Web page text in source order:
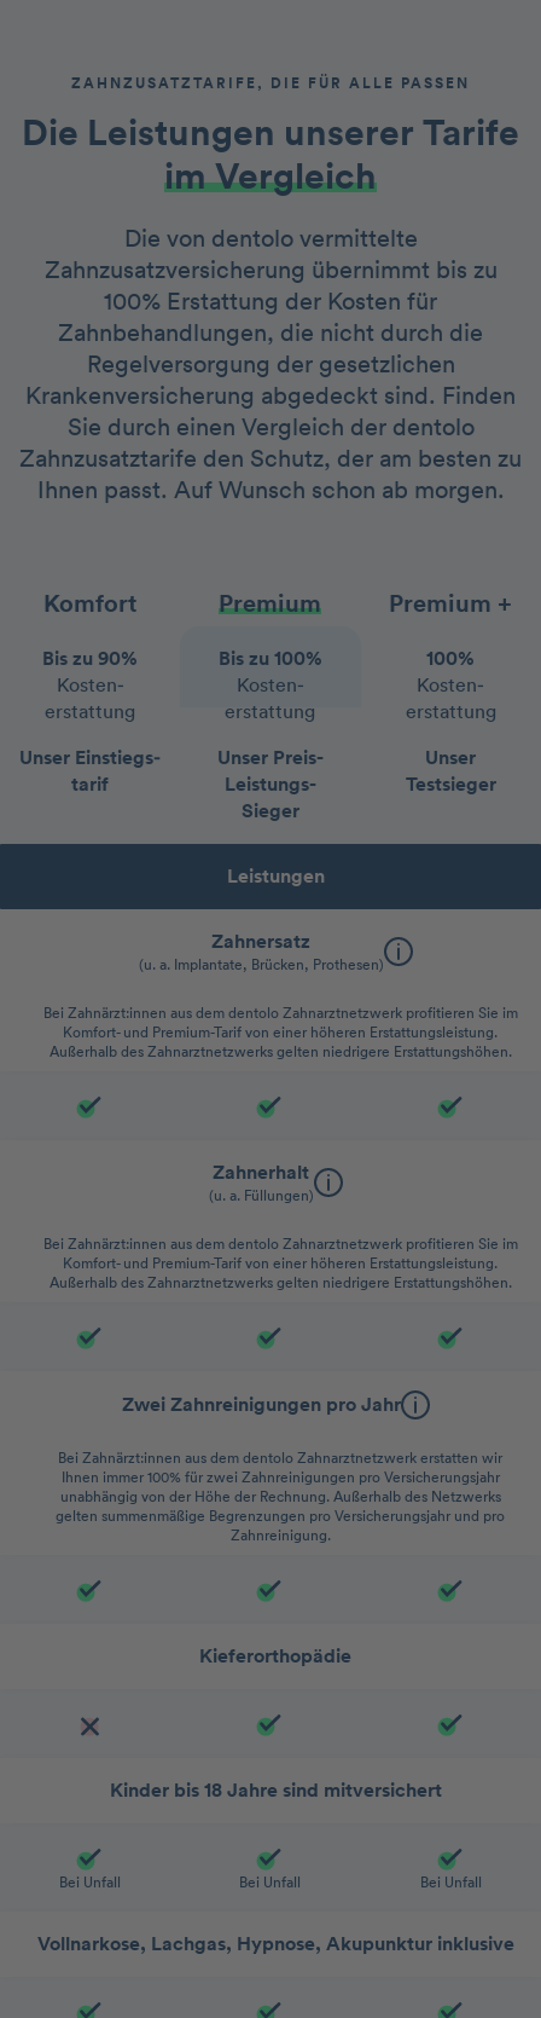
ZAHNZUSATZTARIFE, DIE FÜR ALLE PASSEN
Die Leistungen unserer Tarife
im Vergleich
Die von dentolo vermittelte
Zahnzusatzversicherung übernimmt bis zu
100% Erstattung der Kosten für
Zahnbehandlungen, die nicht durch die
Regelversorgung der gesetzlichen
Krankenversicherung abgedeckt sind. Finden
Sie durch einen Vergleich der dentolo
Zahnzusatztarife den Schutz, der am besten zu
Ihnen passt. Auf Wunsch schon ab morgen.
Komfort Premium Premium +
Bis zu 90%
Kosten­
erstattung
Bis zu 100%
Kosten­
erstattung
100%
Kosten­
erstattung
Unser Einstiegs­
tarif
Unser Preis-
Leistungs-
Sieger
Unser
Testsieger
Leistungen
Zahnersatz
(u. a. Implantate, Brücken, Prothesen)
Bei Zahnärzt:innen aus dem dentolo Zahnarztnetzwerk profitieren Sie im
Komfort- und Premium-Tarif von einer höheren Erstattungsleistung.
Außerhalb des Zahnarztnetzwerks gelten niedrigere Erstattungshöhen.
Zahnerhalt
(u. a. Füllungen)
Bei Zahnärzt:innen aus dem dentolo Zahnarztnetzwerk profitieren Sie im
Komfort- und Premium-Tarif von einer höheren Erstattungsleistung.
Außerhalb des Zahnarztnetzwerks gelten niedrigere Erstattungshöhen.
Zwei Zahnreinigungen pro Jahr
Bei Zahnärzt:innen aus dem dentolo Zahnarztnetzwerk erstatten wir
Ihnen immer 100% für zwei Zahnreinigungen pro Versicherungsjahr
unabhängig von der Höhe der Rechnung. Außerhalb des Netzwerks
gelten summenmäßige Begrenzungen pro Versicherungsjahr und pro
Zahnreinigung.
Kieferorthopädie
Kinder bis 18 Jahre sind mitversichert
Bei Unfall Bei Unfall Bei Unfall
Vollnarkose, Lachgas, Hypnose, Akupunktur inklusive